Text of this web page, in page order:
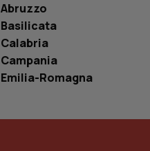
Abruzzo
Basilicata
Calabria
Campania
Emilia-Romagna